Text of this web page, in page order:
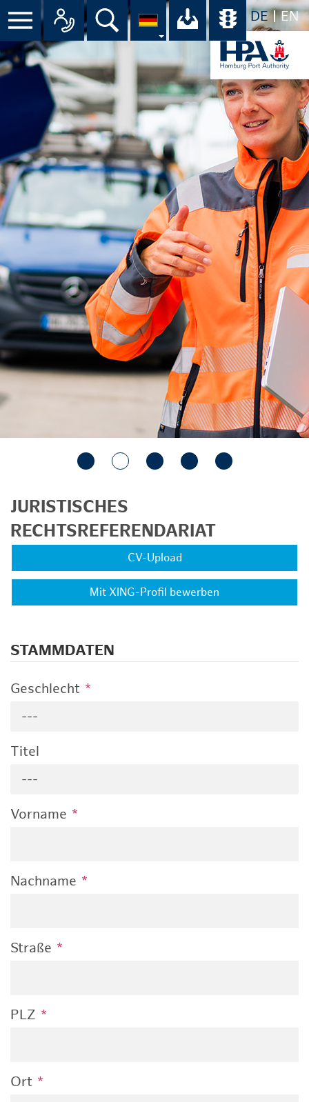
DE EN
Menü Alle Ansprechpartner im
Suche Ihr Download-
JURISTISCHES
RECHTSREFERENDARIAT
CV-Upload
Mit XING-Profil bewerben
STAMMDATEN
Geschlecht *
---
Titel
---
Vorname *
Nachname *
Straße *
PLZ *
Ort *